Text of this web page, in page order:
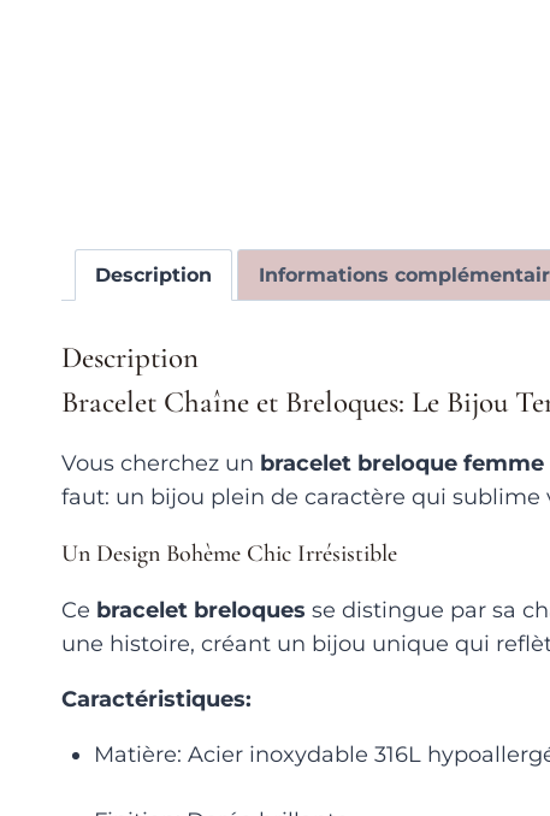
Description Informations
Description
Bracelet Chaîne et Breloques: Le Bijou
Vous cherchez un bracelet breloque femme
faut: un bijou plein de caractère qui sublime
Un Design Bohème Chic Irrésistible
Ce bracelet breloques se distingue par sa
une histoire, créant un bijou unique qui
Caractéristiques:
Matière: Acier inoxydable 316L